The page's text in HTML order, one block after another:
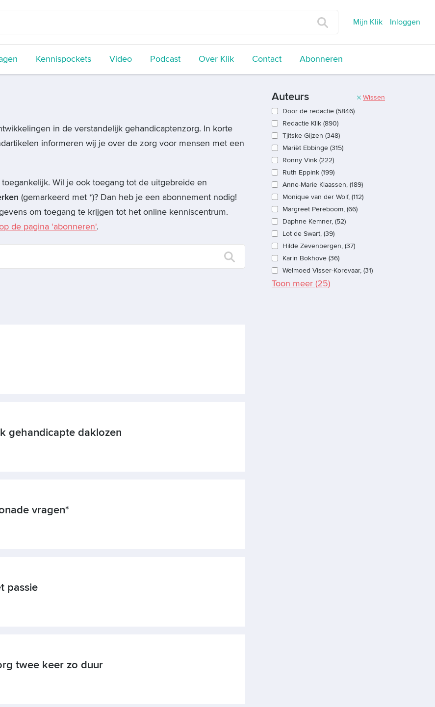
Mijn Klik Inloggen
Kennispockets Video Podcast Over Klik Contact Abonneren
Auteurs
Wissen
Door de redactie (5846)
Redactie Klik (890)
Tjitske Gijzen (348)
Mariët Ebbinge (315)
Ronny Vink (222)
Ruth Eppink (199)
Anne-Marie Klaassen, (189)
Monique van der Wolf, (112)
Margreet Pereboom, (66)
Daphne Kemner, (52)
Lot de Swart, (39)
Hilde Zevenbergen, (37)
Karin Bokhove (36)
Welmoed Visser-Korevaar, (31)
Toon meer (25)
in de verstandelijk gehandicaptenzorg. In korte
informeren wij je over de zorg voor mensen met een
Wil je ook toegang tot de uitgebreide en
(gemarkeerd met *)? Dan heb je een abonnement nodig!
om toegang te krijgen tot het online kenniscentrum.
op de pagina ‘abonneren'.
gehandicapte daklozen
vragen*
passie
twee keer zo duur